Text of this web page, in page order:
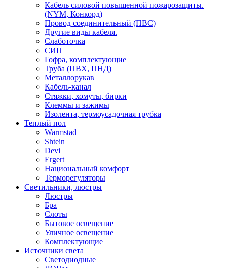
Кабель силовой повышенной пожарозащиты.
(NYM, Конкорд)
Провод соединительный (ПВС)
Другие виды кабеля.
Слаботочка
СИП
Гофра, комплектующие
Труба (ПВХ, ПНД)
Металлорукав
Кабель-канал
Стяжки, хомуты, бирки
Клеммы и зажимы
Изолента, термоусадочная трубка
Теплый пол
Warmstad
Shtein
Devi
Ergert
Национальный комфорт
Терморегуляторы
Светильники, люстры
Люстры
Бра
Слоты
Бытовое освещение
Уличное освещение
Комплектующие
Источники света
Светодиодные